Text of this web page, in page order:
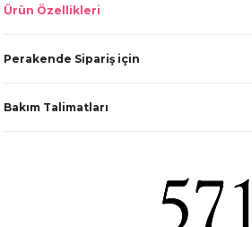
Ürün Özellikleri
Perakende Sipariş için
Bakım Talimatları